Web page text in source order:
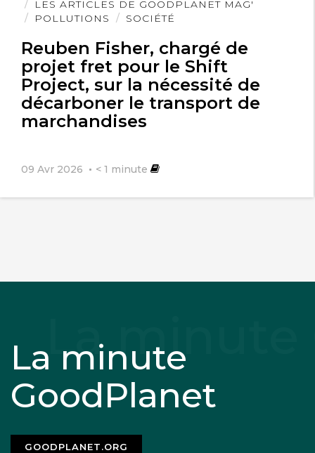
LES ARTICLES DE GOODPLANET MAG'
POLLUTIONS
SOCIÉTÉ
Reuben Fisher, chargé de
projet fret pour le Shift
Project, sur la nécessité de
décarboner le transport de
marchandises
09 Avr 2026 < 1 minute
l'article
La minute
GoodPlanet
GOODPLANET.ORG